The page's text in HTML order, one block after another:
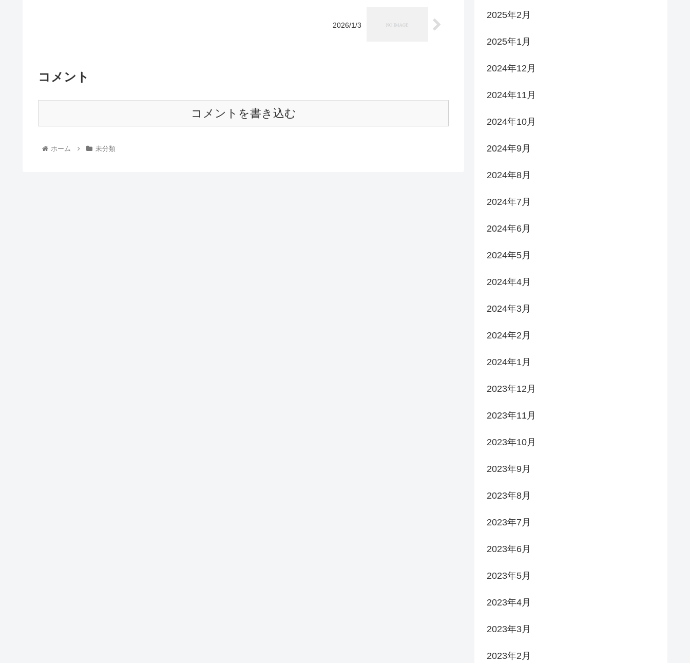
2026/1/3
コメント
コメントを書き込む
ホーム 未分類
2025年2月
2025年1月
2024年12月
2024年11月
2024年10月
2024年9月
2024年8月
2024年7月
2024年6月
2024年5月
2024年4月
2024年3月
2024年2月
2024年1月
2023年12月
2023年11月
2023年10月
2023年9月
2023年8月
2023年7月
2023年6月
2023年5月
2023年4月
2023年3月
2023年2月